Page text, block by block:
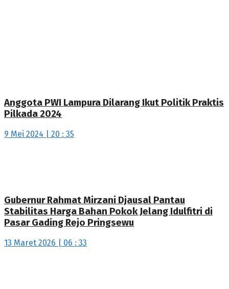
Anggota PWI Lampura Dilarang Ikut Politik Praktis
Pilkada 2024
9 Mei 2024 | 20 : 35
Gubernur Rahmat Mirzani Djausal Pantau
Stabilitas Harga Bahan Pokok Jelang Idulfitri di
Pasar Gading Rejo Pringsewu
13 Maret 2026 | 06 : 33